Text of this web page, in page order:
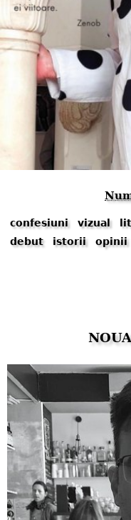
confesiuni vizual
debut
istorii opinii